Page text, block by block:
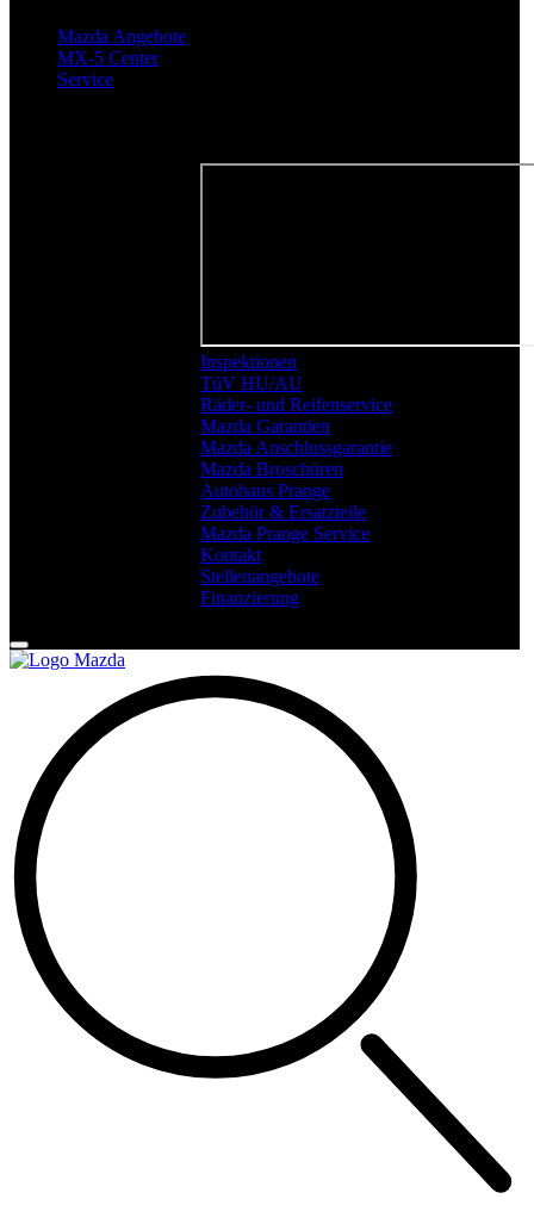
Mazda Angebote
MX-5 Center
Service
Inspektionen
TüV HU/AU
Räder- und Reifenservice
Mazda Garantien
Mazda Anschlussgarantie
Mazda Broschüren
Autohaus Prange
Zubehör & Ersatzteile
Mazda Prange Service
Kontakt
Stellenangebote
Finanzierung